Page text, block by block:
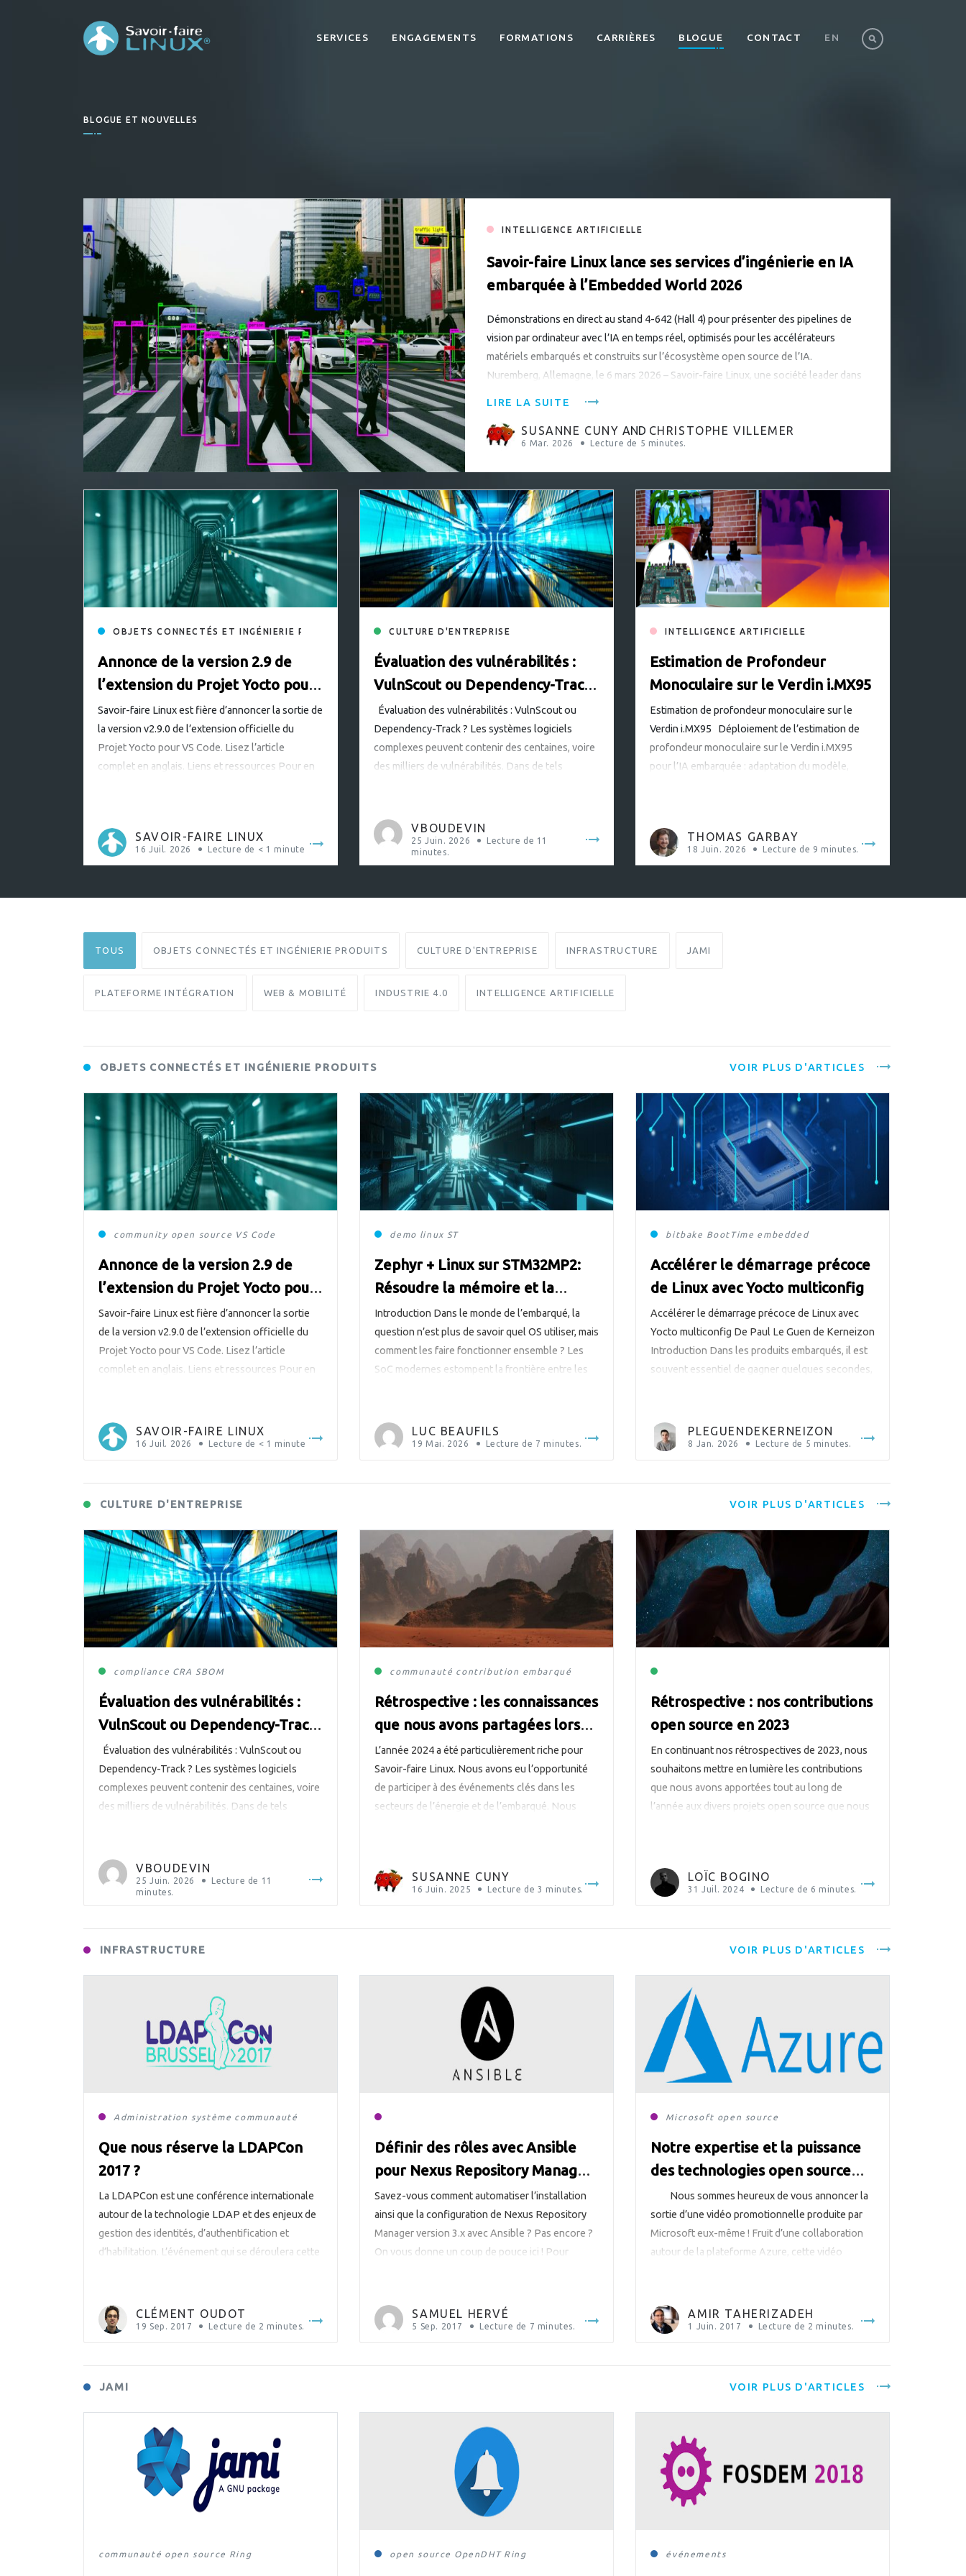
SERVICES ENGAGEMENTS FORMATIONS CARRIÈRES BLOGUE CONTACT EN
BLOGUE ET NOUVELLES
INTELLIGENCE ARTIFICIELLE
Savoir-faire Linux lance ses services d’ingénierie en IA
embarquée à l’Embedded World 2026
Démonstrations en direct au stand 4-642 (Hall 4) pour présenter des pipelines de
vision par ordinateur avec l’IA en temps réel, optimisés pour les accélérateurs
matériels embarqués et construits sur l’écosystème open source de l’IA.
Nuremberg, Allemagne, le 6 mars 2026 – Savoir-faire Linux, une société leader dans
LIRE LA SUITE
SUSANNE CUNY AND CHRISTOPHE VILLEMER
6 Mar. 2026 Lecture de 5 minutes.
OBJETS CONNECTÉS ET INGÉNIERIE PRODUITS
Annonce de la version 2.9 de
l’extension du Projet Yocto pour
VS Code
Savoir-faire Linux est fière d’annoncer la sortie de
la version v2.9.0 de l’extension officielle du
Projet Yocto pour VS Code. Lisez l’article
complet en anglais. Liens et ressources Pour en
le code, signalez des […]
SAVOIR-FAIRE LINUX
16 Juil. 2026 Lecture de < 1 minute
CULTURE D'ENTREPRISE
Évaluation des vulnérabilités :
VulnScout ou Dependency-Track
?Évaluation des vulnérabilités : VulnScout ou
Dependency-Track ? Les systèmes logiciels
complexes peuvent contenir des centaines, voire
des milliers de vulnérabilités. Dans de tels
En Europe, le Cyber Resilience
Act (https://digital-
produits incluant […]
VBOUDEVIN
25 Juin. 2026 Lecture de 11
minutes.
INTELLIGENCE ARTIFICIELLE
Estimation de Profondeur
Monoculaire sur le Verdin i.MX95
Estimation de profondeur monoculaire sur le
Verdin i.MX95 Déploiement de l’estimation de
profondeur monoculaire sur le Verdin i.MX95
pour l’IA embarquée : adaptation du modèle,
seule caméra RGB. L’estimation de profondeur
monoculaire consiste […]
THOMAS GARBAY
18 Juin. 2026 Lecture de 9 minutes.
TOUS OBJETS CONNECTÉS ET INGÉNIERIE PRODUITS CULTURE D'ENTREPRISE INFRASTRUCTURE JAMI
PLATEFORME INTÉGRATION WEB & MOBILITÉ INDUSTRIE 4.0 INTELLIGENCE ARTIFICIELLE
OBJETS CONNECTÉS ET INGÉNIERIE PRODUITS VOIR PLUS D'ARTICLES
community open source VS Code
Annonce de la version 2.9 de
l’extension du Projet Yocto pour
VS Code
Savoir-faire Linux est fière d’annoncer la sortie
de la version v2.9.0 de l’extension officielle du
Projet Yocto pour VS Code. Lisez l’article
complet en anglais. Liens et ressources Pour en
l’extension depuis le magasin VS Code Parcourez
le code, signalez des […]
SAVOIR-FAIRE LINUX
16 Juil. 2026 Lecture de < 1 minute
demo linux ST
Zephyr + Linux sur STM32MP2:
Résoudre la mémoire et la
sécurité pour une opération à
faible consommation
Introduction Dans le monde de l’embarqué, la
question n’est plus de savoir quel OS utiliser, mais
comment les faire fonctionner ensemble ? Les
SoC modernes estompent la frontière entre les
de STMicroelectronics intègrent à la fois un
Cortex-A35, capable d’exécuter une distribution
LUC BEAUFILS
19 Mai. 2026 Lecture de 7 minutes.
bitbake BootTime embedded
Accélérer le démarrage précoce
de Linux avec Yocto multiconfig
Accélérer le démarrage précoce de Linux avec
Yocto multiconfig De Paul Le Guen de Kerneizon
Introduction Dans les produits embarqués, il est
souvent essentiel de gagner quelques secondes,
l’application. Dans cet article, je vais présenter un
workflow pratique pour mesurer, comparer […]
PLEGUENDEKERNEIZON
8 Jan. 2026 Lecture de 5 minutes.
CULTURE D'ENTREPRISE VOIR PLUS D'ARTICLES
compliance CRA SBOM
Évaluation des vulnérabilités :
VulnScout ou Dependency-Track
?Évaluation des vulnérabilités : VulnScout ou
Dependency-Track ? Les systèmes logiciels
complexes peuvent contenir des centaines, voire
des milliers de vulnérabilités. Dans de tels
En Europe, le Cyber Resilience
Act (https://digital-
VBOUDEVIN
25 Juin. 2026 Lecture de 11
minutes.
communauté contribution embarqué
Rétrospective : les connaissances
que nous avons partagées lors
des conférences internationales
en 2024
L’année 2024 a été particulièrement riche pour
Savoir-faire Linux. Nous avons eu l’opportunité
de participer à des événements clés dans les
secteurs de l’énergie et de l’embarqué. Nous
de sponsoriser deux événements cette année : le
SUSANNE CUNY
16 Juin. 2025 Lecture de 3 minutes.
Rétrospective : nos contributions
open source en 2023
En continuant nos rétrospectives de 2023, nous
souhaitons mettre en lumière les contributions
que nous avons apportées tout au long de
l’année aux divers projets open source que nous
développement ou leur maintenance. En tant que
membre […]
LOÏC BOGINO
31 Juil. 2024 Lecture de 6 minutes.
INFRASTRUCTURE VOIR PLUS D'ARTICLES
Administration système communauté
Que nous réserve la LDAPCon
2017 ?
La LDAPCon est une conférence internationale
autour de la technologie LDAP et des enjeux de
gestion des identités, d’authentification et
d’habilitation. L’événement qui se déroulera cette
Cologne en Allemagne 2009 à Portland aux
États-Unis […]
CLÉMENT OUDOT
19 Sep. 2017 Lecture de 2 minutes.
Définir des rôles avec Ansible
pour Nexus Repository Manager
v3.x
Savez-vous comment automatiser l’installation
ainsi que la configuration de Nexus Repository
Manager version 3.x avec Ansible ? Pas encore ?
On vous donne un coup de pouce ici ! Pour
déploiements d’applications et d’infrastructure.
L’avantage clé d’Ansible est sa flexibilité puisqu’il
SAMUEL HERVÉ
5 Sep. 2017 Lecture de 7 minutes.
Microsoft open source
Notre expertise et la puissance
des technologies open source
dans Azure
Nous sommes heureux de vous annoncer la
sortie d’une vidéo promotionnelle produite par
Microsoft eux-même ! Fruit d’une collaboration
autour de la plateforme Azure, cette vidéo
infonuagique Azure de Microsoft ainsi que notre
capacité d’innovation en combinant technologies
AMIR TAHERIZADEH
1 Juin. 2017 Lecture de 2 minutes.
JAMI VOIR PLUS D'ARTICLES
communauté open source Ring open source OpenDHT Ring événements